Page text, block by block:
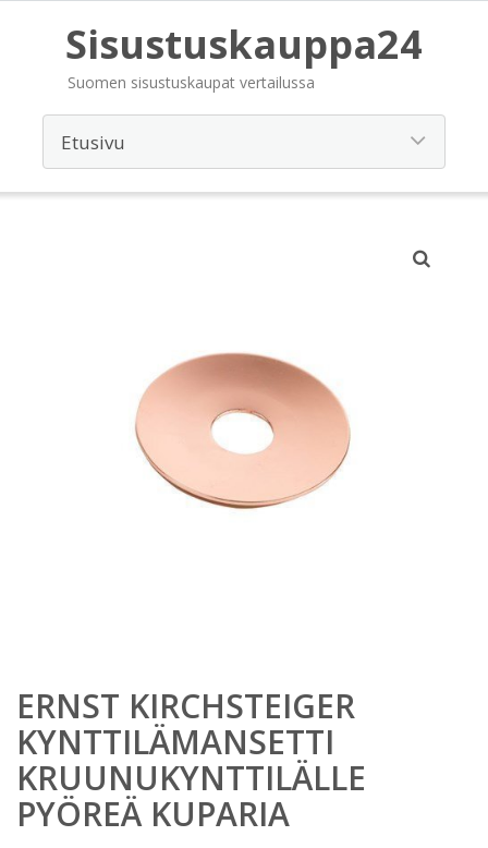
Sisustuskauppa24
Suomen sisustuskaupat vertailussa
ERNST KIRCHSTEIGER
KYNTTILÄMANSETTI
KRUUNUKYNTTILÄLLE
PYÖREÄ KUPARIA